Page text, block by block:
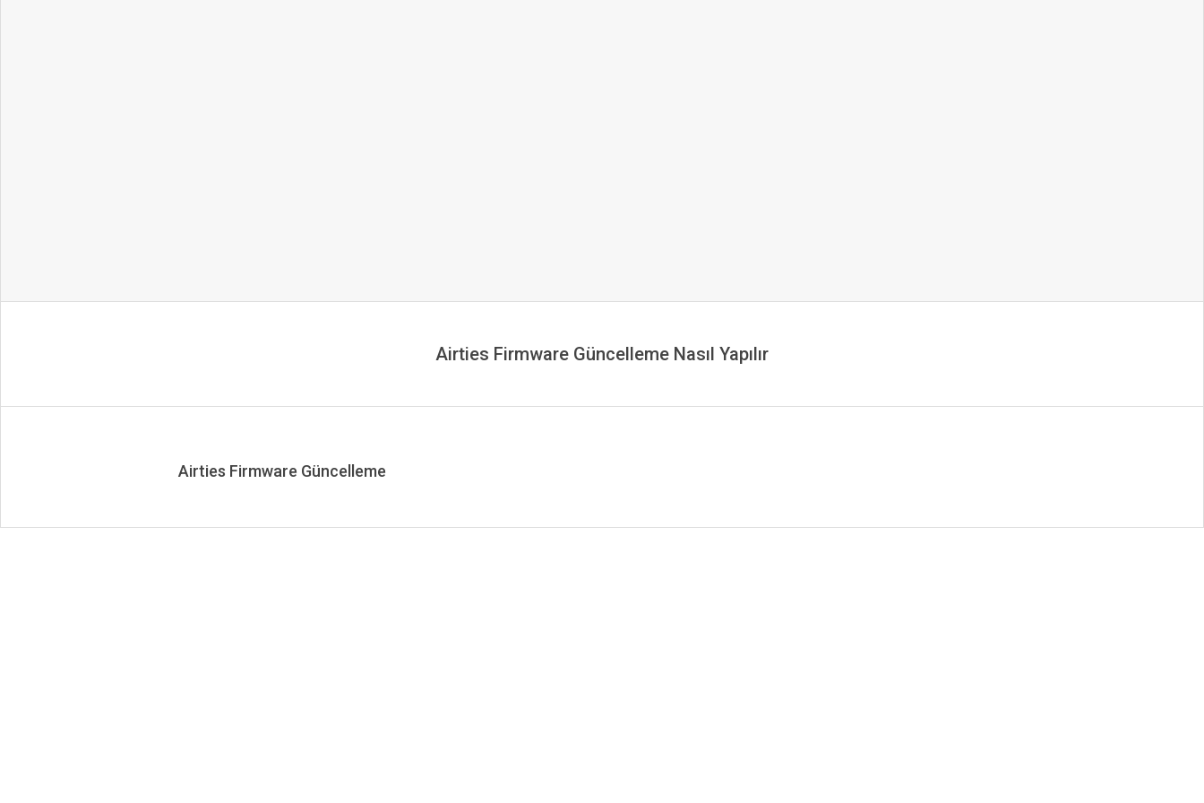
Airties Firmware Güncelleme Nasıl Yapılır
Airties Firmware Güncelleme